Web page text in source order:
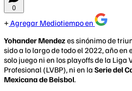
0
Agregar Mediotiempo en
Yohander Mendez es sinónimo de
sido a lo largo de todo el 2022, año en
solo juego ni en los playoffs de la Liga
Profesional (LVBP), ni en la Serie del
Mexicana de Beisbol.